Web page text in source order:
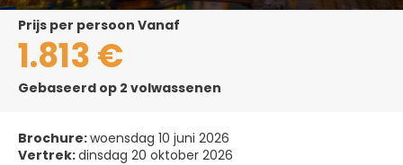
prijs per persoon Vanaf
1.813 €
Gebaseerd op 2 volwassenen
Brochure:woensdag 10 juni 2026
Vertrek:dinsdag 20 oktober 2026